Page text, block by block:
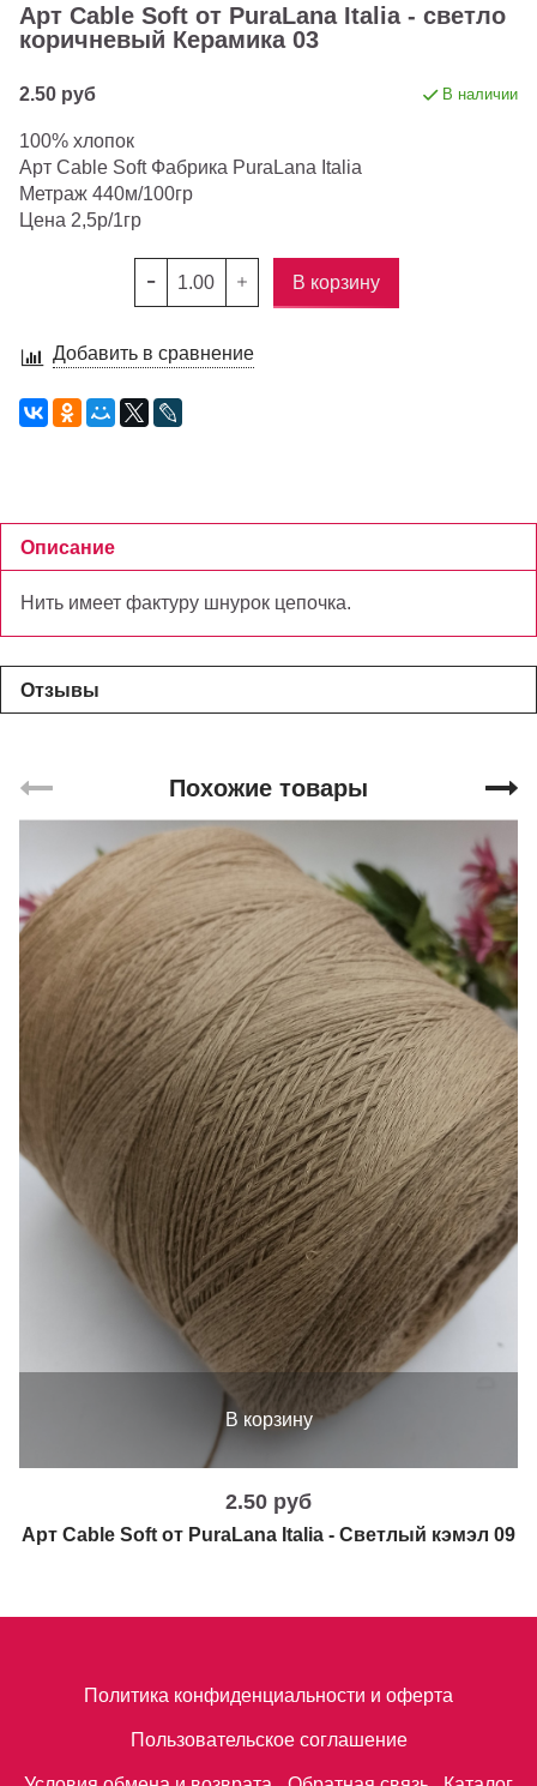
Арт Cable Soft от PuraLana Italia - светло
коричневый Керамика 03
2.50 руб В наличии
100% хлопок
Арт Cable Soft Фабрика PuraLana Italia
Метраж 440м/100гр
Цена 2,5р/1гр
В корзину
Добавить в сравнение
Описание
Нить имеет фактуру шнурок цепочка.
Отзывы
Похожие товары
В корзину
2.50 руб
Арт Cable Soft от PuraLana Italia - Светлый кэмэл 09
Политика конфиденциальности и оферта
Пользовательское соглашение